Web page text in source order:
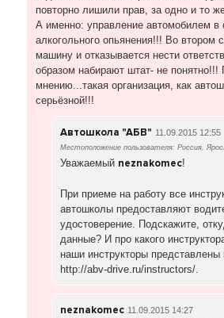
повторно лишили прав, за одно и то
А именно: управление автомобилем в
алкогольного опьянения!!! Во втором
машину и отказывается нести
образом набирают штат- не
мнению...такая организация, как
серьёзной!!!
Автошкола "АБВ" 11.09.2015 12:55
Местоположение пользователя: Россия,
Уважаемый neznakomeс!
При приеме на работу все
автошколы предоставляют
удостоверение. Подскажите,
данные? И про какого
наши инструкторы
http://abv-drive.ru/instructors/.
neznakomec 11.09.2015 14:27